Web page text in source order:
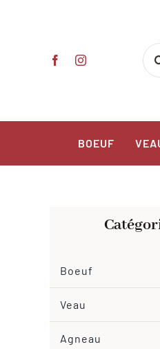
BOEUF
Boeuf
Veau
Agneau